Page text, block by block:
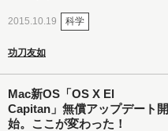
2015.10.19 科学
功刀友如
Mac新OS「OS X El
Capitan」無償アップデート開
始。ここが変わった！